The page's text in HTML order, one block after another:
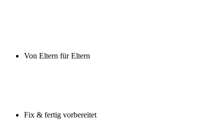
Von Eltern für Eltern
Fix & fertig vorbereitet